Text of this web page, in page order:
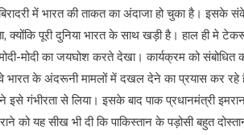
में भारत की ताकत का अंदाजा हो चुका है। इसके
क्योंकि पूरी दुनिया भारत के साथ खड़ी है। हाल ही मे
मोदी का जयघोश करते देखा। कार्यक्रम को संबोधित
भारत के अंदरूनी मामलों में दखल देने का प्रयास कर
इसे गंभीरता से लिया। इसके बाद पाक प्रधानमंत्री
को यह सीख भी दी कि पाकिस्तान के पड़ोसी बहुत